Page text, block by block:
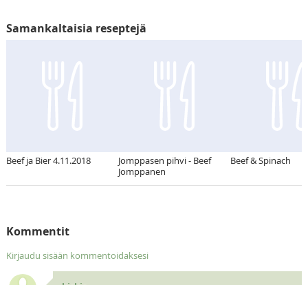
Samankaltaisia reseptejä
Beef ja Bier 4.11.2018
Jomppasen pihvi - Beef
Jomppanen
Beef & Spinach
Kommentit
Kirjaudu sisään kommentoidaksesi